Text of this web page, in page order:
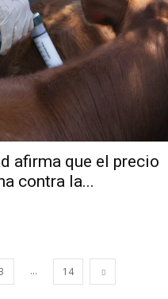
afirma que el precio
contra la...
... 14